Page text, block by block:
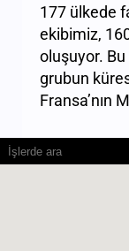
177 ülkede
ekibimiz,
oluşuyor. Bu
grubun
Fransa’nın
Ekran
okuyucular